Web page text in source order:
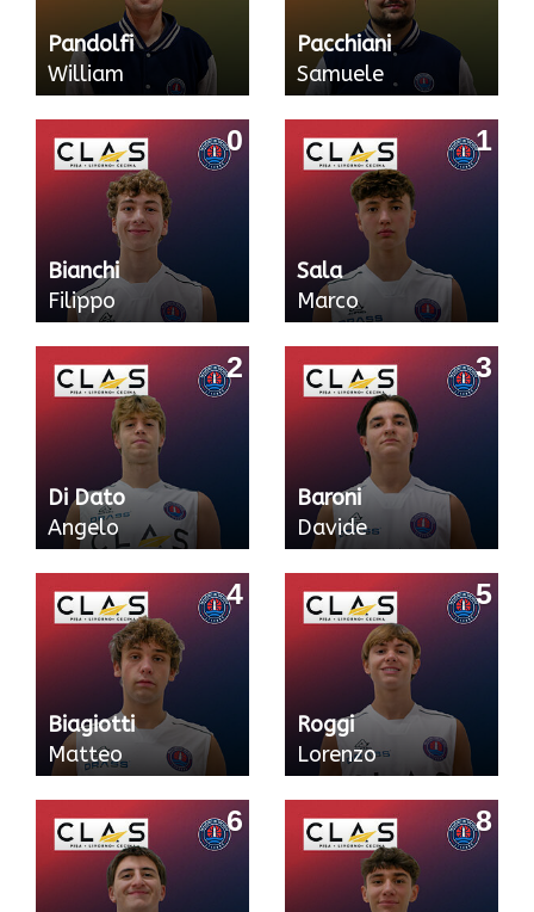
Pandolfi
William
Pacchiani
Samuele
0
Bianchi
Filippo
1
Sala
Marco
2
Di Dato
Angelo
3
Baroni
Davide
4
Biagiotti
Matteo
5
Roggi
Lorenzo
6 8